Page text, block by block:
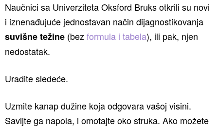
Naučnici sa Univerziteta Oksford Bruks otkrili su novi
i iznenađujuće jednostavan način dijagnostikovanja
suvišne težine (bez formula i tabela), ili pak, njen
nedostatak.
Uradite sledeće.
Uzmite kanap dužine koja odgovara vašoj visini.
Savijte ga napola, i omotajte oko struka. Ako možete